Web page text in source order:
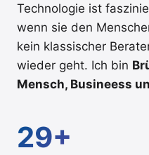
Technologie ist
wenn sie den
kein klassischer
wieder geht. Ich bin
Mensch, Busineess
29+